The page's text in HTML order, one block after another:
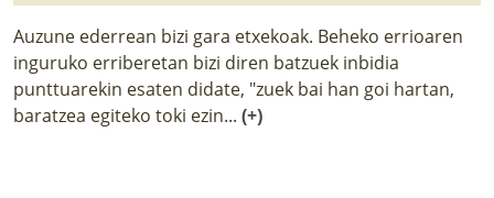
Auzune ederrean bizi gara etxekoak. Beheko errioaren
inguruko erriberetan bizi diren batzuek inbidia
punttuarekin esaten didate, "zuek bai han goi hartan,
baratzea egiteko toki ezin... (+)